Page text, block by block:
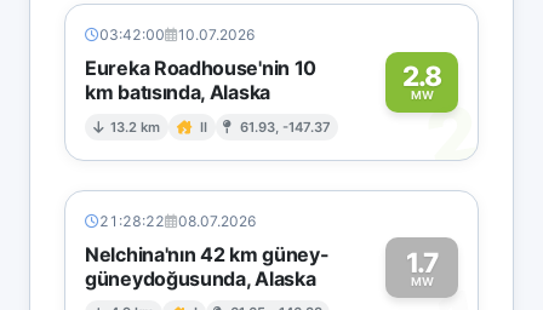
03:42:00 10.07.2026
Eureka Roadhouse'nin 10
km batısında, Alaska
13.2 km II 61.93, -147.37
2.8
MW
2
21:28:22 08.07.2026
Nelchina'nın 42 km güney-
güneydoğusunda, Alaska
1.7
MW